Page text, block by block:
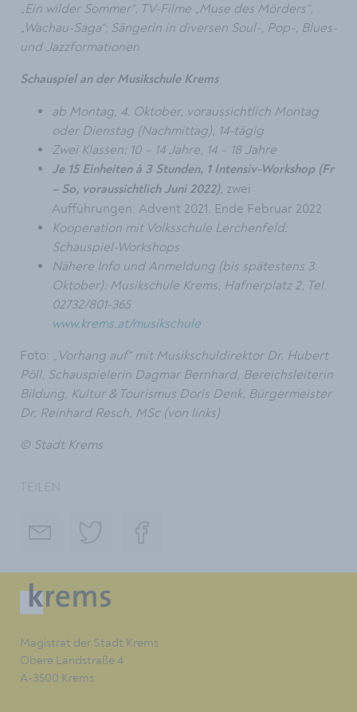
„Ein wilder Sommer“, TV-Filme „Muse des Mörders“,
„Wachau-Saga“; Sängerin in diversen Soul-, Pop-, Blues-
und Jazzformationen
Schauspiel an der Musikschule Krems
ab Montag, 4. Oktober, voraussichtlich Montag
oder Dienstag (Nachmittag), 14-tägig
Zwei Klassen: 10 – 14 Jahre, 14 – 18 Jahre
Je 15 Einheiten à 3 Stunden, 1 Intensiv-Workshop (Fr
– So, voraussichtlich Juni 2022), zwei
Aufführungen: Advent 2021, Ende Februar 2022
Kooperation mit Volksschule Lerchenfeld:
Schauspiel-Workshops
Nähere Info und Anmeldung (bis spätestens 3.
Oktober): Musikschule Krems, Hafnerplatz 2, Tel.
02732/801-365
www.krems.at/musikschule
Foto: „ Vorhang auf“ mit Musikschuldirektor Dr. Hubert
Pöll, Schauspielerin Dagmar Bernhard, Bereichsleiterin
Bildung, Kultur & Tourismus Doris Denk, Bürgermeister
Dr. Reinhard Resch, MSc (von links)
© Stadt Krems
Magistrat der Stadt Krems
Obere Landstraße 4
A-3500 Krems